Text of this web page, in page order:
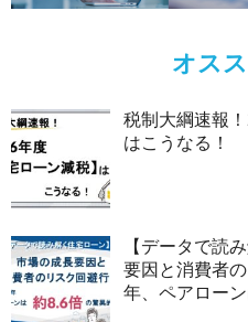
オス
税制大綱速報
はこうなる！
【データで読
要因と消費者
年、ペアロー